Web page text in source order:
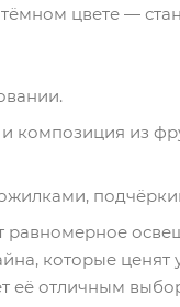
цвете —
композиция из
которые ценят
её отличным